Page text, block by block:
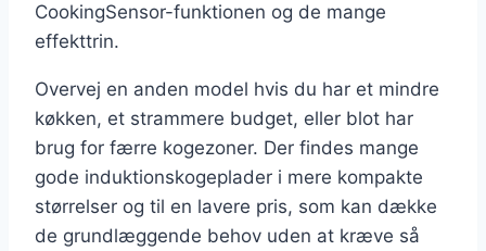
CookingSensor-funktionen og de mange
effekttrin.
Overvej en anden model hvis du har et mindre
køkken, et strammere budget, eller blot har
brug for færre kogezoner. Der findes mange
gode induktionskogeplader i mere kompakte
størrelser og til en lavere pris, som kan dække
de grundlæggende behov uden at kræve så